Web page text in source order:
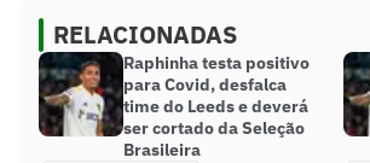
RELACIONADAS
Raphinha testa positivo
para Covid, desfalca
time do Leeds e deverá
ser cortado da Seleção
Brasileira